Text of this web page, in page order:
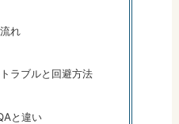
れ
ラブルと回避方法
と違い